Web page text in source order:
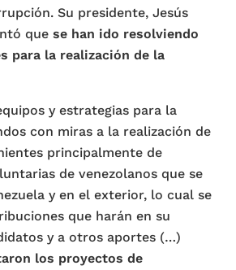
Su presidente, Jesús
que se han ido resolviendo
para la realización de la
y estrategias para la
con miras a la realización de
principalmente de
de venezolanos que se
y en el exterior, lo cual se
que harán en su
y a otros aportes (…)
los proyectos de